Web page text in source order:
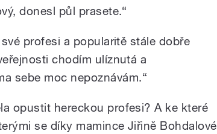
donesl půl prasete.“
profesi a popularitě stále dobře
chodím ulíznutá a
sebe moc nepoznávám.“
opustit hereckou profesi? A ke které
se díky mamince Jiřině Bohdalové